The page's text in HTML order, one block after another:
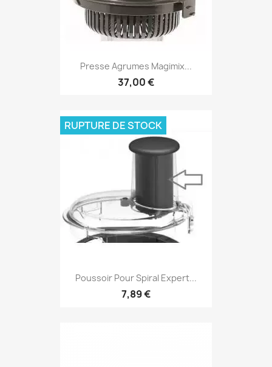
Presse Agrumes Magimix...
37,00 €
Poussoir Pour Spiral Expert...
7,89 €
RUPTURE DE STOCK